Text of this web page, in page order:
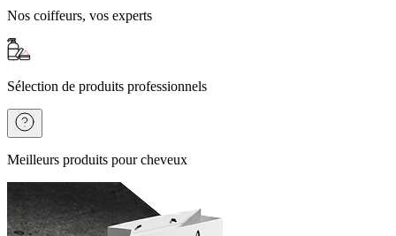
Nos coiffeurs, vos experts
Sélection de produits professionnels
Meilleurs produits pour cheveux